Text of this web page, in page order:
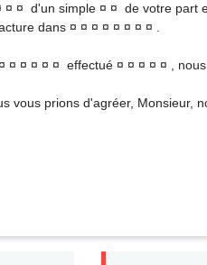
¤ ¤ d'un simple ¤ ¤ de votre part
dans ¤ ¤ ¤ ¤ ¤ ¤ ¤ ¤ .
¤ ¤ ¤ ¤ ¤ effectué ¤ ¤ ¤ ¤ ¤ ,
vous prions d'agréer, Monsieur,